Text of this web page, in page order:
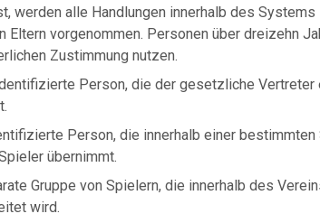
werden alle Handlungen innerhalb des
Eltern vorgenommen. Personen über dreizehn
Zustimmung nutzen.
Person, die der gesetzliche Vertreter
Person, die innerhalb einer
übernimmt.
Gruppe von Spielern, die innerhalb des
wird.